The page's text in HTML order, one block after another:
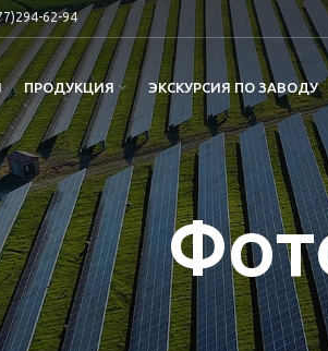
62-94
ПРОДУКЦИЯ ЭКСКУРСИЯ ПО ЗАВОДУ